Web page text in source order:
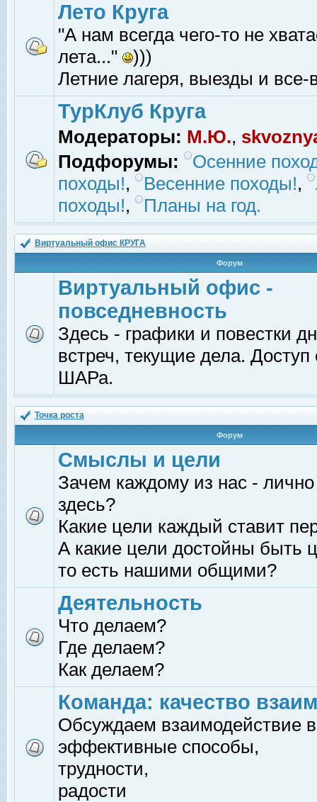
Лето Круга
"А нам всегда чего-то не
лета..."
)))
Летние лагеря, выезды и все-
ТурКлуб Круга
Модераторы: М.Ю.,
Подфорумы:
Осенние
походы!, Весенние походы!,
походы!, Планы на год.
Виртуальный офис КРУГА
Форум
Виртуальный офис -
повседневность
Здесь - графики и повестки
встреч, текущие дела.
ШАРа.
Точка роста
Форум
Смыслы и цели
Зачем каждому из нас -
здесь?
Какие цели каждый ставит
А какие цели достойны быть
то есть нашими общими?
Деятельность
Что делаем?
Где делаем?
Как делаем?
Команда: качество
Обсуждаем взаимодействие
эффективные способы,
трудности,
радости